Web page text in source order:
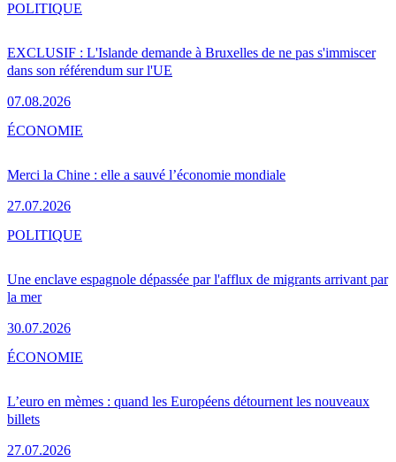
EXCLUSIF : L'Islande demande à Bruxelles de ne pas s'immiscer
dans son référendum sur l'UE
07.08.2026
POLITIQUE
Merci la Chine : elle a sauvé l’économie mondiale
27.07.2026
ÉCONOMIE
Une enclave espagnole dépassée par l'afflux de migrants arrivant par
la mer
30.07.2026
POLITIQUE
L’euro en mèmes : quand les Européens détournent les nouveaux
billets
27.07.2026
ÉCONOMIE